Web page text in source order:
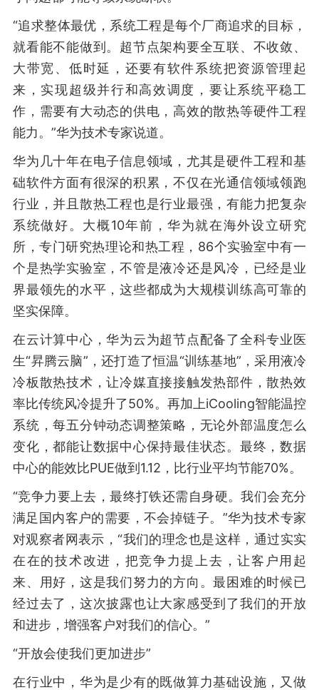
“追求整体最优，系统工程是每个厂商追求的目标，
就看能不能做到。超节点架构要全互联、不收敛、
大带宽、低时延，还要有软件系统把资源管理起
来，实现超级并行和高效调度，要让系统平稳工
作，需要有大动态的供电，高效的散热等硬件工程
能力。”华为技术专家说道。
华为几十年在电子信息领域，尤其是硬件工程和基
础软件方面有很深的积累，不仅在光通信领域领跑
行业，并且散热工程也是行业最强，有能力把复杂
系统做好。大概10年前，华为就在海外设立研究
所，专门研究热理论和热工程，86个实验室中有一
个是热学实验室，不管是液冷还是风冷，已经是业
界最领先的水平，这些都成为大规模训练高可靠的
坚实保障。
在云计算中心，华为云为超节点配备了全科专业医
生“昇腾云脑”，还打造了恒温“训练基地”，采用液冷
冷板散热技术，让冷媒直接接触发热部件，散热效
率比传统风冷提升了50%。再加上iCooling智能温控
系统，每五分钟动态调整策略，无论外部温度怎么
变化，都能让数据中心保持最佳状态。最终，数据
中心的能效比PUE做到1.12，比行业平均节能70%。
“竞争力要上去，最终打铁还需自身硬。我们会充分
满足国内客户的需要，不会掉链子。”华为技术专家
对观察者网表示，“我们的理念也是这样，通过实实
在在的技术改进，把竞争力提上去，让客户用起
来、用好，这是我们努力的方向。最困难的时候已
经过去了，这次披露也让大家感受到了我们的开放
和进步，增强客户对我们的信心。”
“开放会使我们更加进步”
在行业中，华为是少有的既做算力基础设施，又做